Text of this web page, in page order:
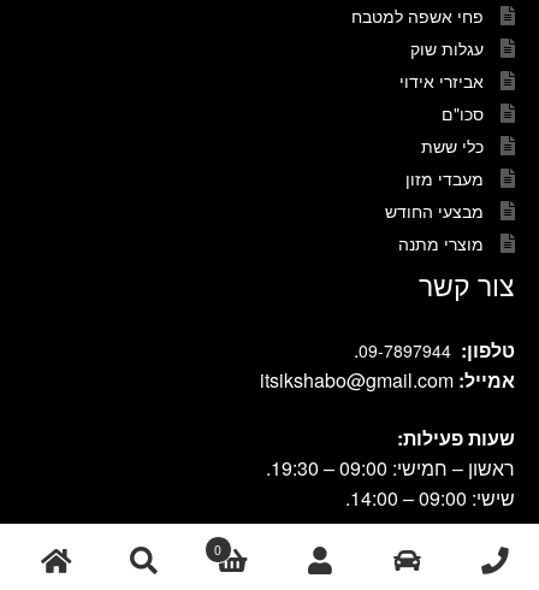
פחי אשפה למטבח
עגלות שוק
אביזרי אידוי
סכו"ם
כלי ששת
מעבדי מזון
מבצעי החודש
מוצרי מתנה
צור קשר
טלפון: 09-7897944
.
אמייל: itsikshabo@gmail.com
שעות פעילות:
ראשון – חמישי: 09:00 – 19:30.
שישי: 09:00 – 14:00.
מיקום החנות: 0